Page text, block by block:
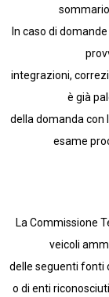
In caso di
integrazioni,
è già
della domanda con
esame
La Commissione
veicoli
delle seguenti fonti
o di enti